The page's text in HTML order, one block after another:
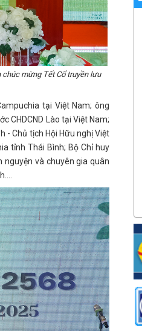
chúc mừng Tết Cổ truyền lưu
tại Việt Nam; ông
CHDCND Lào tại Việt Nam;
- Chủ tịch Hội Hữu nghị Việt
tỉnh Thái Bình; Bộ Chỉ huy
nguyện và chuyên gia quân